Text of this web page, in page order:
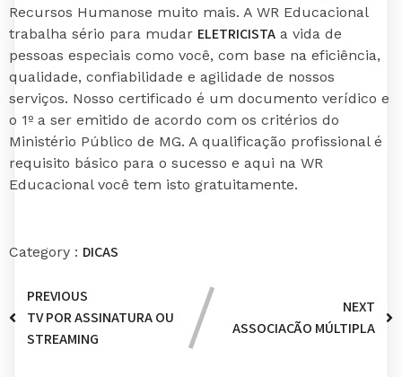
Recursos Humanose muito mais. A WR Educacional
trabalha sério para mudar ELETRICISTA a vida de
pessoas especiais como você, com base na eficiência,
qualidade, confiabilidade e agilidade de nossos
serviços. Nosso certificado é um documento verídico e
o 1º a ser emitido de acordo com os critérios do
Ministério Público de MG. A qualificação profissional é
requisito básico para o sucesso e aqui na WR
Educacional você tem isto gratuitamente.
Category : DICAS
PREVIOUS
TV POR ASSINATURA OU
STREAMING
NEXT
ASSOCIAÇÃO MÚLTIPLA